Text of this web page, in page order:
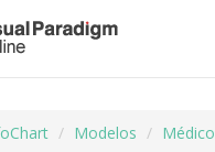
Modelos Médico